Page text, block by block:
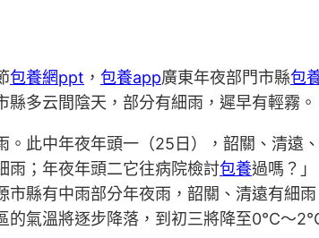
包養網ppt ， 包養app廣東年夜部門市縣包
多云間陰天，部分有細雨，遲早有輕霧。
。此中年夜年頭一（25日），韶關、清遠
雨；年夜年頭二它往病院檢討包養過嗎？
市縣有中雨部分年夜雨，韶關、清遠有細
的氣溫將逐步降落，到初三將降至0℃～